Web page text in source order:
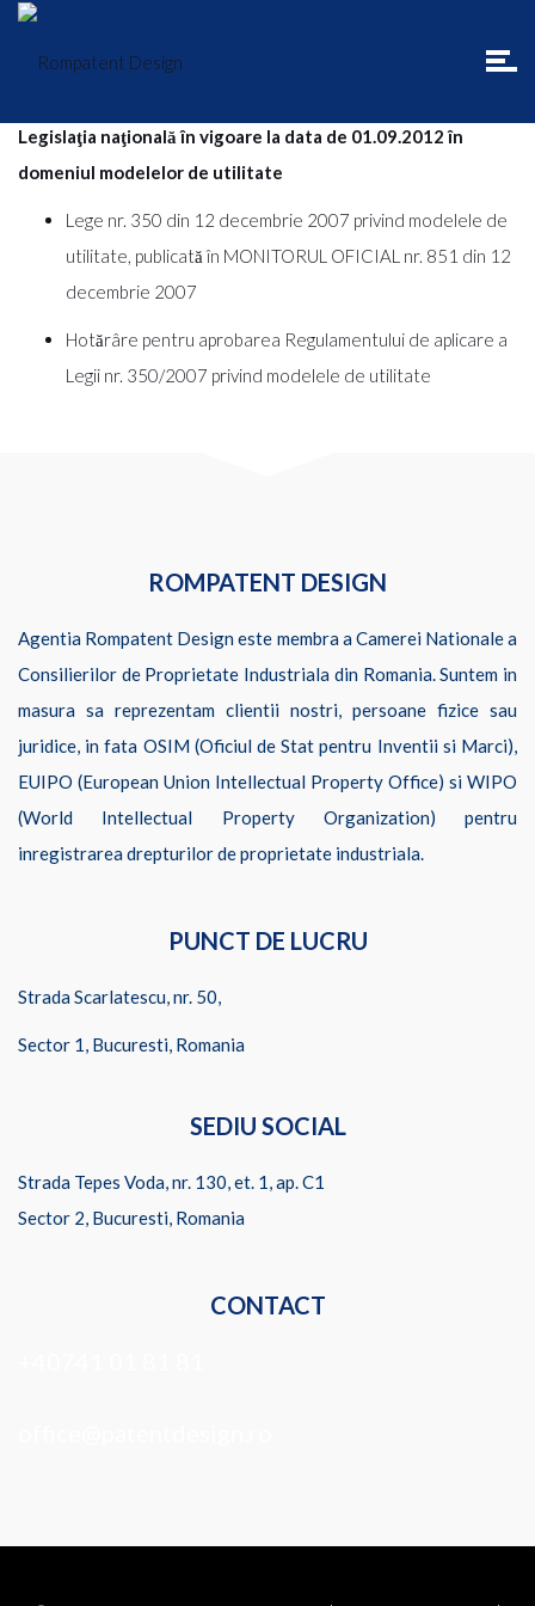
Legislaţia naţională în vigoare la data de 01.09.2012 în
domeniul modelelor de utilitate
Lege nr. 350 din 12 decembrie 2007 privind modelele de
utilitate, publicată în MONITORUL OFICIAL nr. 851 din 12
decembrie 2007
Hotărâre pentru aprobarea Regulamentului de aplicare a
Legii nr. 350/2007 privind modelele de utilitate
ROMPATENT DESIGN
Agentia Rompatent Design este membra a Camerei Nationale a
Consilierilor de Proprietate Industriala din Romania. Suntem in
masura sa reprezentam clientii nostri, persoane fizice sau
juridice, in fata OSIM (Oficiul de Stat pentru Inventii si Marci),
EUIPO (European Union Intellectual Property Office) si WIPO
(World Intellectual Property Organization) pentru
inregistrarea drepturilor de proprietate industriala.
PUNCT DE LUCRU
Strada Scarlatescu, nr. 50,
Sector 1, Bucuresti, Romania
SEDIU SOCIAL
Strada Tepes Voda, nr. 130, et. 1, ap. C1
Sector 2, Bucuresti, Romania
CONTACT